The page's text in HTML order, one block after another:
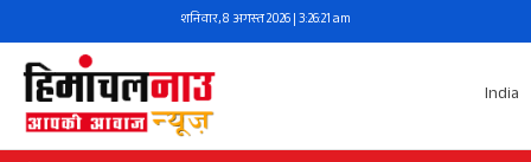
to
content
शनिवार, 8 अगस्त 2026 | 3:26:21 am
India